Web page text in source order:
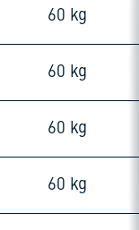
60 kg
60 kg
60 kg
60 kg